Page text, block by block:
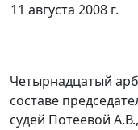
11 августа 2008 г.
Четырнадцатый
составе
судей Потеевой